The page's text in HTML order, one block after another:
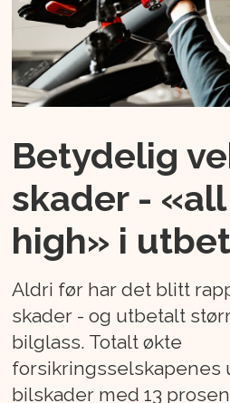
Betydelig
skader -
high» i
Aldri før har det blitt
skader - og utbetalt
bilglass. Totalt økte
forsikringsselskapenes
bilskader med 13